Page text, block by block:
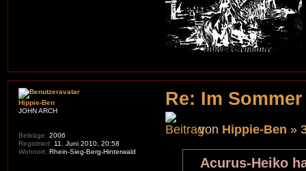
Re: Im
von Hippie-Ben »
Acurus-Heiko
Hippie-Ben
JOHN ARCH
Beiträge: 2006
Registriert: 11. Juni 2010, 20:58
Wohnort: Rhein-Sieg-Berg-Hinterwald